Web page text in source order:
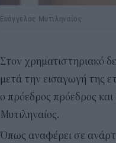
Ευάγγελος Μυτιληναίος
Στον χρηματιστηριακό
μετά την εισαγωγή της
ο πρόεδρος πρόεδρος
Μυτιληναίος.
Όπως αναφέρει σε